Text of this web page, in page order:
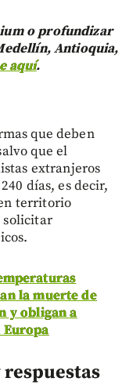
o profundizar
Antioquia,
aquí.
que deben
que el
extranjeros
días, es decir,
territorio
solicitar
la muerte de
y obligan a